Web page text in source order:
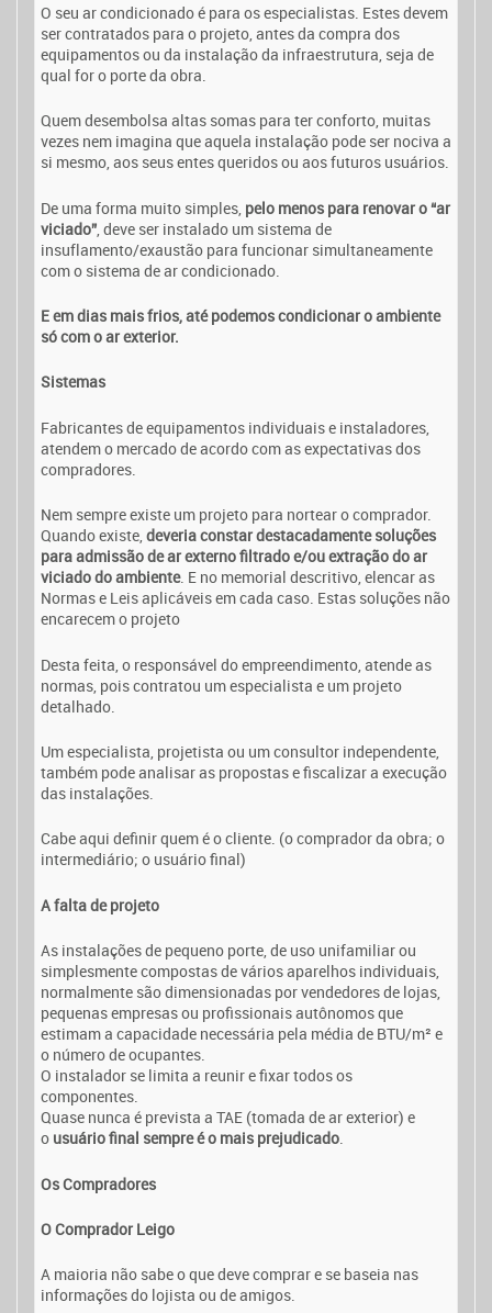
O seu ar condicionado é para os especialistas. Estes devem
ser contratados para o projeto, antes da compra dos
equipamentos ou da instalação da infraestrutura, seja de
qual for o porte da obra.
Quem desembolsa altas somas para ter conforto, muitas
vezes nem imagina que aquela instalação pode ser nociva a
si mesmo, aos seus entes queridos ou aos futuros usuários.
De uma forma muito simples, pelo menos para renovar o “ar
viciado” , deve ser instalado um sistema de
insuflamento/exaustão para funcionar simultaneamente
com o sistema de ar condicionado.
E em dias mais frios, até podemos condicionar o ambiente
só com o ar exterior.
Sistemas
Fabricantes de equipamentos individuais e instaladores,
atendem o mercado de acordo com as expectativas dos
compradores.
Nem sempre existe um projeto para nortear o comprador.
Quando existe,deveria constar destacadamente soluções
para admissão de ar externo filtrado e/ou extração do ar
viciado do ambiente. E no memorial descritivo, elencar as
Normas e Leis aplicáveis em cada caso. Estas soluções não
encarecem o projeto
Desta feita, o responsável do empreendimento, atende as
normas, pois contratou um especialista e um projeto
detalhado.
Um especialista, projetista ou um consultor independente,
também pode analisar as propostas e fiscalizar a execução
das instalações.
Cabe aqui definir quem é o cliente. (o comprador da obra; o
intermediário; o usuário final)
A falta de projeto
As instalações de pequeno porte, de uso unifamiliar ou
simplesmente compostas de vários aparelhos individuais,
normalmente são dimensionadas por vendedores de lojas,
pequenas empresas ou profissionais autônomos que
estimam a capacidade necessária pela média de BTU/m² e
o número de ocupantes.
O instalador se limita a reunir e fixar todos os
componentes.
Quase nunca é prevista a TAE (tomada de ar exterior) e
o usuário final sempre é o mais prejudicado.
Os Compradores
O Comprador Leigo
A maioria não sabe o que deve comprar e se baseia nas
informações do lojista ou de amigos.